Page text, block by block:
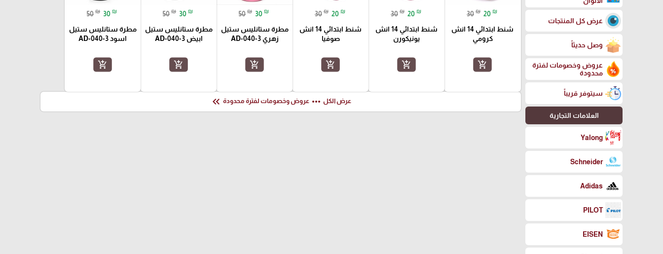
عرض كل المنتجات
وصل حديثاً
عروض وخصومات لفترة
محدودة
سيتوفر قريباً
العلامات التجارية
Yalong
Schneider
Adidas
PILOT
EISEN
30 ₪ 20 ₪
شنط ابتدائي 14 انش
كرومي
add_shopping_cart
30 ₪ 20 ₪
شنط ابتدائي 14 انش
يونيكورن
add_shopping_cart
30 ₪ 20 ₪
شنط ابتدائي 14 انش
صوفيا
add_shopping_cart
50 ₪ 30 ₪
مطرة ستانليس ستيل
زهري AD-040-3
add_shopping_cart
50 ₪ 30 ₪
مطرة ستانليس ستيل
ابيض AD-040-3
add_shopping_cart
50 ₪ 30 ₪
مطرة ستانليس ستيل
اسود AD-040-3
add_shopping_cart
عرض الكل more_horiz عروض وخصومات لفترة محدودة keyboard_double_arrow_left